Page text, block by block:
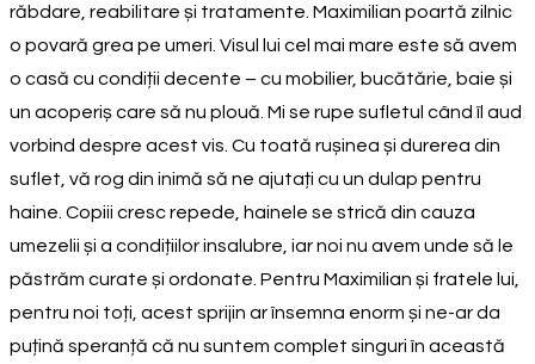
răbdare, reabilitare și tratamente. Maximilian poartă zilnic
o povară grea pe umeri. Visul lui cel mai mare este să avem
o casă cu condiții decente – cu mobilier, bucătărie, baie și
un acoperiș care să nu plouă. Mi se rupe sufletul când îl aud
vorbind despre acest vis. Cu toată rușinea și durerea din
suflet, vă rog din inimă să ne ajutați cu un dulap pentru
haine. Copiii cresc repede, hainele se strică din cauza
umezelii și a condițiilor insalubre, iar noi nu avem unde să le
păstrăm curate și ordonate. Pentru Maximilian și fratele lui,
pentru noi toți, acest sprijin ar însemna enorm și ne-ar da
puțină speranță că nu suntem complet singuri în această